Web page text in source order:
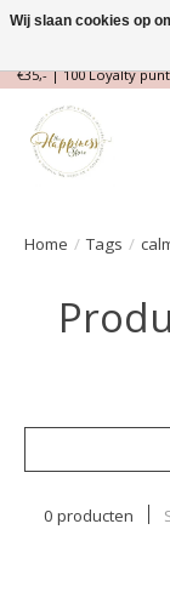
Magische
€35,- | 100 Loyalty
Home / Tags /
0 producten
Wij slaan cookies op